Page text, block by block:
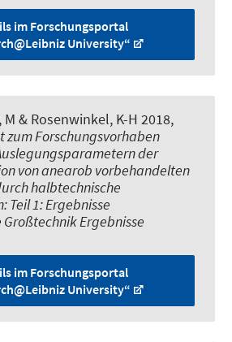
im Forschungsportal
University“
M & Rosenwinkel, K-H 2018,
zum Forschungsvorhaben
der
von anearob vorbehandelten
halbtechnische
Teil 1: Ergebnisse
Ergebnisse
im Forschungsportal
University“